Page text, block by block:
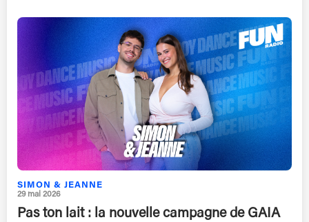
SIMON & JEANNE
29 mai 2026
Pas ton lait : la nouvelle campagne de GAIA